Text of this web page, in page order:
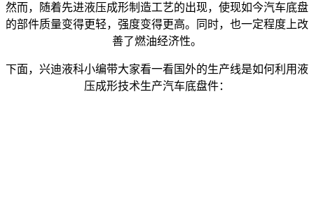
然而，随着先进液压成形制造工艺的出现，使现如今汽车底盘
的部件质量变得更轻，强度变得更高。同时，也一定程度上改
善了燃油经济性。
下面，兴迪液科小编带大家看一看国外的生产线是如何利用液
压成形技术生产汽车底盘件：